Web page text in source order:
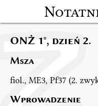
ONŻ 1°, dzień 2.
Msza
fiol., ME3, Pf37 (2.
Wprowadzenie